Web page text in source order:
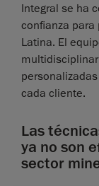
Integral se ha
confianza para
Latina. El
cada cliente.
Las
ya no son
sector